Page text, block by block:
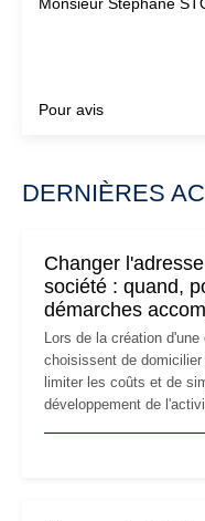
Pour avis
DERNIÈRES
Changer
société : quand,
démarches
Lors de la création
choisissent de
limiter les coûts et de
développement de
professionnels,